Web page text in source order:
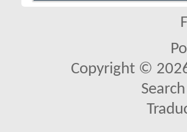
Copyright ©